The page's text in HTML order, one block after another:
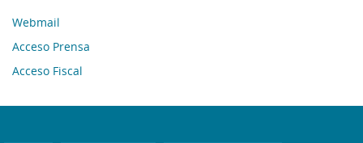
Webmail
Acceso Prensa
Acceso Fiscal